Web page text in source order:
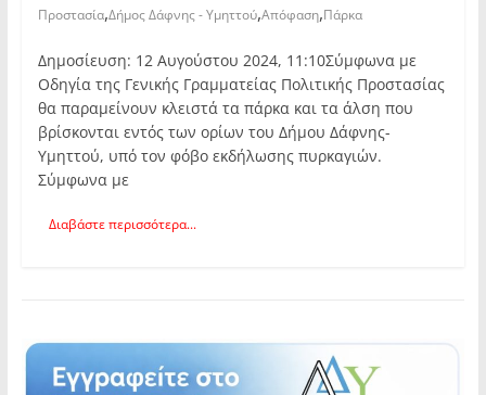
Προστασία,Δήμος Δάφνης - Υμηττού,Απόφαση,Πάρκα
Δημοσίευση: 12 Αυγούστου 2024, 11:10Σύμφωνα με
Οδηγία της Γενικής Γραμματείας Πολιτικής Προστασίας
θα παραμείνουν κλειστά τα πάρκα και τα άλση που
βρίσκονται εντός των ορίων του Δήμου Δάφνης-
Υμηττού, υπό τον φόβο εκδήλωσης πυρκαγιών.
Σύμφωνα με
Διαβάστε περισσότερα...